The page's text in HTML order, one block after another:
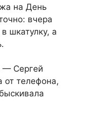
на День
вчера
шкатулку, а
— Сергей
от телефона,